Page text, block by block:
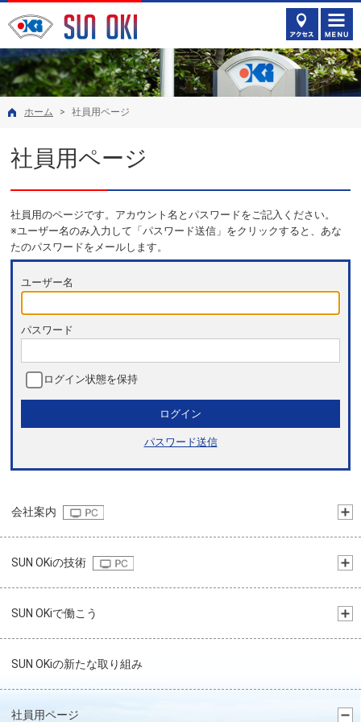
アクセス
ホーム > 社員用ページ
社員用ページ
社員用のページです。アカウント名とパスワードをご記入ください。
※ユーザー名のみ入力して「パスワード送信」をクリックすると、あな
たのパスワードをメールします。
ユーザー名
パスワード
ログイン状態を保持
ログイン
パスワード送信
会社案内
SUN OKiの技術
SUN OKiで働こう
SUN OKiの新たな取り組み
社員用ページ